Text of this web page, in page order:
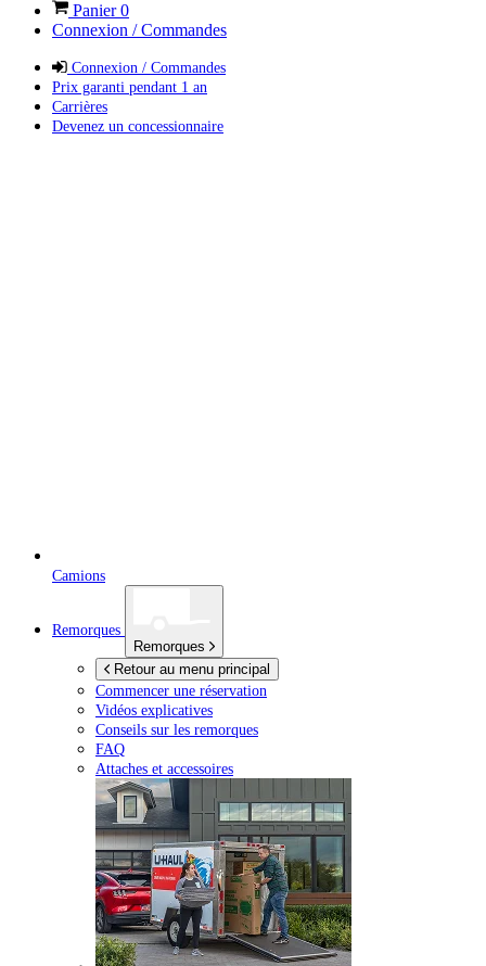
Panier0
Connexion / Commandes
Connexion / Commandes
Prix garanti pendant 1 an
Carrières
Devenez un concessionnaire
Camions
Remorques
Remorques
Retour au menu principal
Commencer une réservation
Vidéos explicatives
Conseils sur les remorques
FAQ
Attaches et accessoires